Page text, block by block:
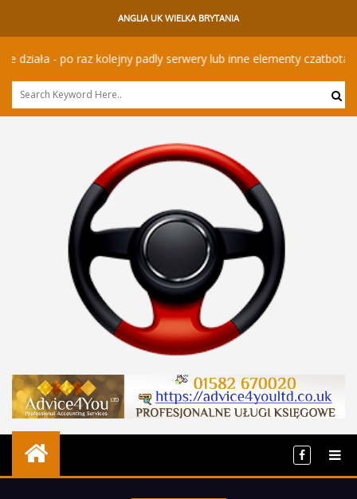
ANGLIA UK WIELKA BRYTANIA
- po raz kolejny padly serwery lub inne elementy czatbota